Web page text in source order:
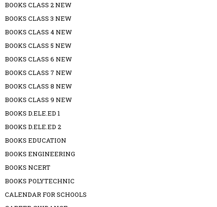
BOOKS CLASS 2 NEW
BOOKS CLASS 3 NEW
BOOKS CLASS 4 NEW
BOOKS CLASS 5 NEW
BOOKS CLASS 6 NEW
BOOKS CLASS 7 NEW
BOOKS CLASS 8 NEW
BOOKS CLASS 9 NEW
BOOKS D.ELE.ED 1
BOOKS D.ELE.ED 2
BOOKS EDUCATION
BOOKS ENGINEERING
BOOKS NCERT
BOOKS POLYTECHNIC
CALENDAR FOR SCHOOLS